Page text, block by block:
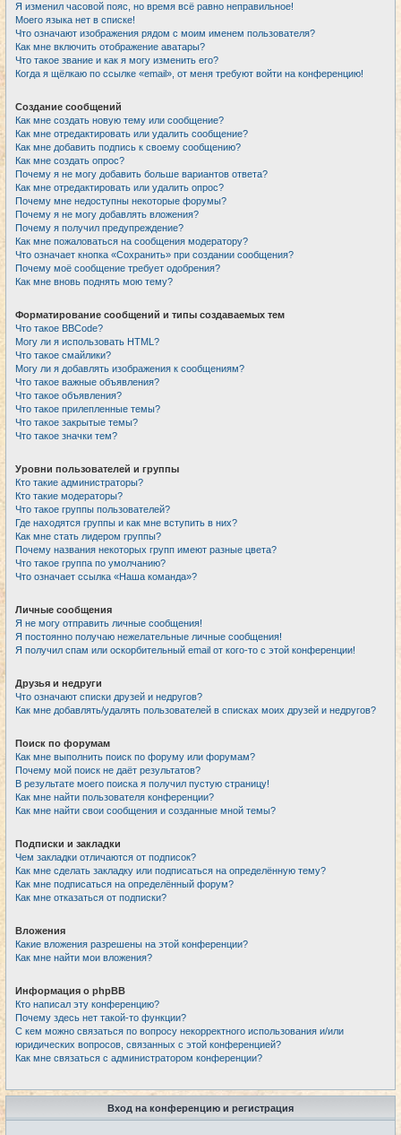
Я изменил часовой пояс, но время всё равно неправильное!
Моего языка нет в списке!
Что означают изображения рядом с моим именем пользователя?
Как мне включить отображение аватары?
Что такое звание и как я могу изменить его?
Когда я щёлкаю по ссылке «email», от меня требуют войти на конференцию!
Создание сообщений
Как мне создать новую тему или сообщение?
Как мне отредактировать или удалить сообщение?
Как мне добавить подпись к своему сообщению?
Как мне создать опрос?
Почему я не могу добавить больше вариантов ответа?
Как мне отредактировать или удалить опрос?
Почему мне недоступны некоторые форумы?
Почему я не могу добавлять вложения?
Почему я получил предупреждение?
Как мне пожаловаться на сообщения модератору?
Что означает кнопка «Сохранить» при создании сообщения?
Почему моё сообщение требует одобрения?
Как мне вновь поднять мою тему?
Форматирование сообщений и типы создаваемых тем
Что такое BBCode?
Могу ли я использовать HTML?
Что такое смайлики?
Могу ли я добавлять изображения к сообщениям?
Что такое важные объявления?
Что такое объявления?
Что такое прилепленные темы?
Что такое закрытые темы?
Что такое значки тем?
Уровни пользователей и группы
Кто такие администраторы?
Кто такие модераторы?
Что такое группы пользователей?
Где находятся группы и как мне вступить в них?
Как мне стать лидером группы?
Почему названия некоторых групп имеют разные цвета?
Что такое группа по умолчанию?
Что означает ссылка «Наша команда»?
Личные сообщения
Я не могу отправить личные сообщения!
Я постоянно получаю нежелательные личные сообщения!
Я получил спам или оскорбительный email от кого-то с этой конференции!
Друзья и недруги
Что означают списки друзей и недругов?
Как мне добавлять/удалять пользователей в списках моих друзей и недругов?
Поиск по форумам
Как мне выполнить поиск по форуму или форумам?
Почему мой поиск не даёт результатов?
В результате моего поиска я получил пустую страницу!
Как мне найти пользователя конференции?
Как мне найти свои сообщения и созданные мной темы?
Подписки и закладки
Чем закладки отличаются от подписок?
Как мне сделать закладку или подписаться на определённую тему?
Как мне подписаться на определённый форум?
Как мне отказаться от подписки?
Вложения
Какие вложения разрешены на этой конференции?
Как мне найти мои вложения?
Информация о phpBB
Кто написал эту конференцию?
Почему здесь нет такой-то функции?
С кем можно связаться по вопросу некорректного использования и/или
юридических вопросов, связанных с этой конференцией?
Как мне связаться с администратором конференции?
Вход на конференцию и регистрация